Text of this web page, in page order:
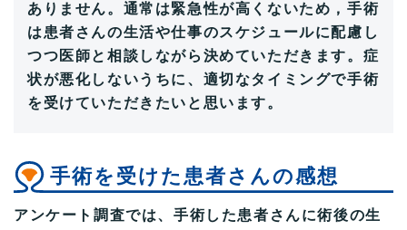
ありません。通常は緊急性が高くないため，手術
は患者さんの生活や仕事のスケジュールに配慮し
つつ医師と相談しながら決めていただきます。症
状が悪化しないうちに、適切なタイミングで手術
を受けていただきたいと思います。
手術を受けた患者さんの感想
アンケート調査では、手術した患者さんに術後の生